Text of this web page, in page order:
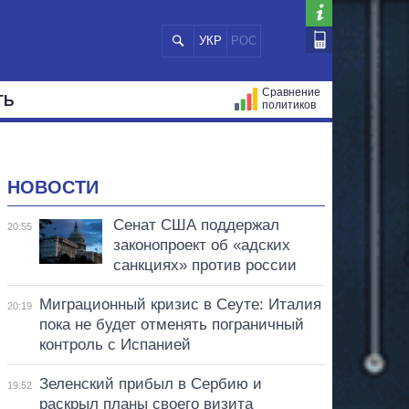
УКР РОС
Сравнение
политиков
НОВОСТИ
20:55
Сенат США поддержал
законопроект об «адских
санкциях» против россии
20:19
Миграционный кризис в Сеуте: Италия
пока не будет отменять пограничный
контроль с Испанией
19:52
Зеленский прибыл в Сербию и
раскрыл планы своего визита